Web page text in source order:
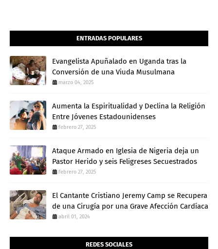
ENTRADAS POPULARES
Evangelista Apuñalado en Uganda tras la
Conversión de una Viuda Musulmana
marzo 04, 2025
Aumenta la Espiritualidad y Declina la Religión
Entre Jóvenes Estadounidenses
febrero 27, 2025
Ataque Armado en Iglesia de Nigeria deja un
Pastor Herido y seis Feligreses Secuestrados
febrero 27, 2025
El Cantante Cristiano Jeremy Camp se Recupera
de una Cirugía por una Grave Afección Cardíaca
abril 01, 2024
REDES SOCIALES